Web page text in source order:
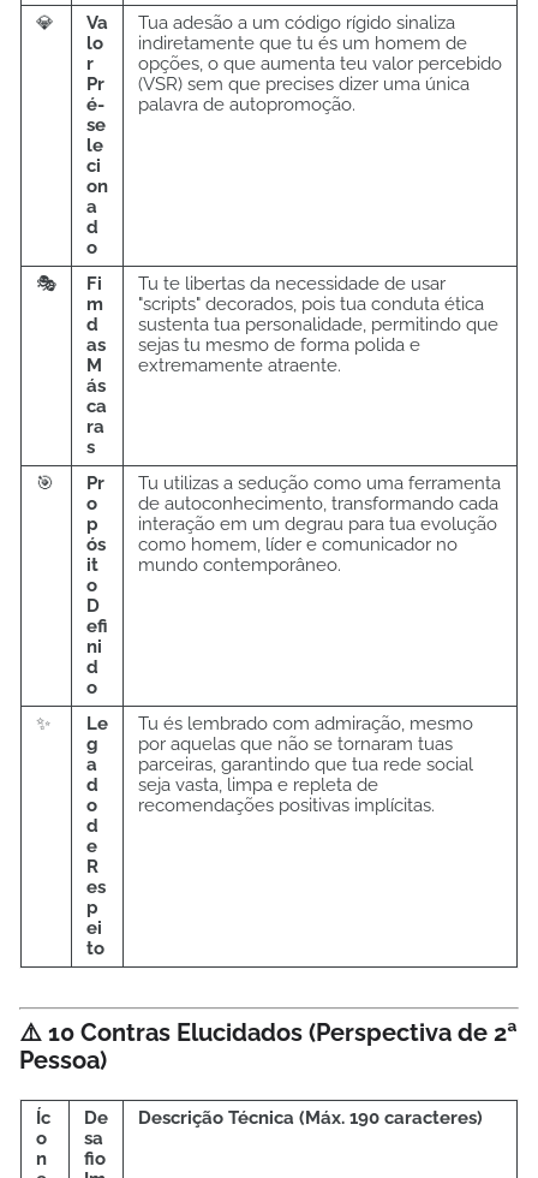
💎
Va
lo
r
Pr
é-
se
le
ci
on
a
d
o
Tua adesão a um código rígido sinaliza
indiretamente que tu és um homem de
opções, o que aumenta teu valor percebido
(VSR) sem que precises dizer uma única
palavra de autopromoção.
🎭
Fi
m
d
as
M
ás
ca
ra
s
Tu te libertas da necessidade de usar
"scripts" decorados, pois tua conduta ética
sustenta tua personalidade, permitindo que
sejas tu mesmo de forma polida e
extremamente atraente.
🎯
Pr
o
p
ós
it
o
D
efi
ni
d
o
Tu utilizas a sedução como uma ferramenta
de autoconhecimento, transformando cada
interação em um degrau para tua evolução
como homem, líder e comunicador no
mundo contemporâneo.
✨
Le
g
a
d
o
d
e
R
es
p
ei
to
Tu és lembrado com admiração, mesmo
por aquelas que não se tornaram tuas
parceiras, garantindo que tua rede social
seja vasta, limpa e repleta de
recomendações positivas implícitas.
⚠️ 10 Contras Elucidados (Perspectiva de 2ª
Pessoa)
Íc
o
n
De
sa
fio
Descrição Técnica (Máx. 190 caracteres)